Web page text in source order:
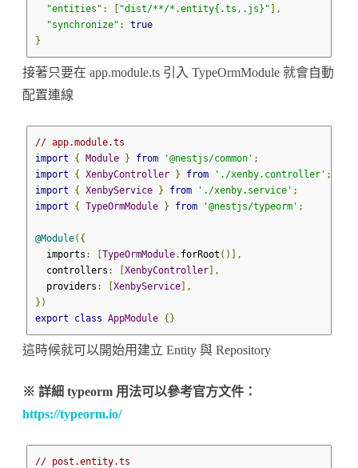
"entities" : [ "dist/**/*.entity{.ts,.js}" ],
"synchronize" :
true
}
接著只要在 app.module.ts 引入 TypeOrmModule 就會自動
配置連線
// app.module.ts
import
{ Module } from '@nestjs/common' ;
import
{ XenbyController } from './xenby.controller' ;
import
{ XenbyService } from './xenby.service' ;
import
{ TypeOrmModule } from '@nestjs/typeorm' ;
@Module({
  imports
: [TypeOrmModule. forRoot ()],
  controllers
: [XenbyController],
  providers
: [XenbyService],
})
export
class AppModule {}
這時候就可以開始用建立 Entity 與 Repository
※ 詳細 typeorm 用法可以參考官方文件：
https://typeorm.io/
// post.entity.ts